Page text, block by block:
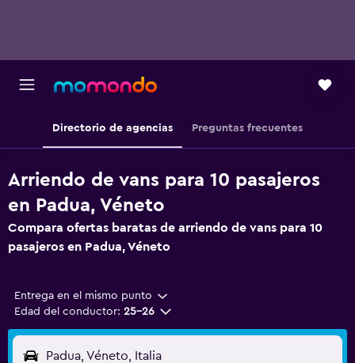
Directorio de agencias Preguntas frecuentes
Arriendo de vans para 10 pasajeros
en Padua, Véneto
Compara ofertas baratas de arriendo de vans para 10
pasajeros en Padua, Véneto
Entrega en el mismo punto
Edad del conductor: 25-26
Padua, Véneto, Italia